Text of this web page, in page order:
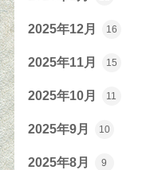
2025年12月 16
2025年11月 15
2025年10月 11
2025年9月 10
2025年8月 9